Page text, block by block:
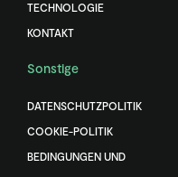
TECHNOLOGIE
KONTAKT
Sonstige
DATENSCHUTZPOLITIK
COOKIE-POLITIK
BEDINGUNGEN UND